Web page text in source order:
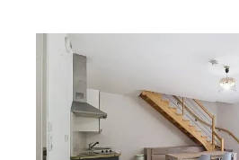
TROYES 10
Ref : 69963
Appartement à vendre